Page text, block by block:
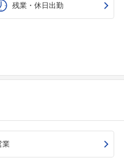
残業・休日出勤
業